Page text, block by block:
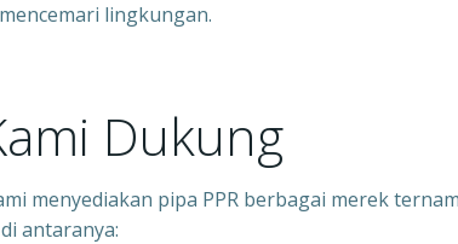
lingkungan.
Dukung
menyediakan pipa PPR berbagai merek
antaranya: